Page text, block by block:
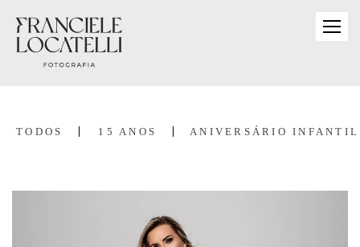
TODOS 15 ANOS ANIVERSÁRIO INFANTIL